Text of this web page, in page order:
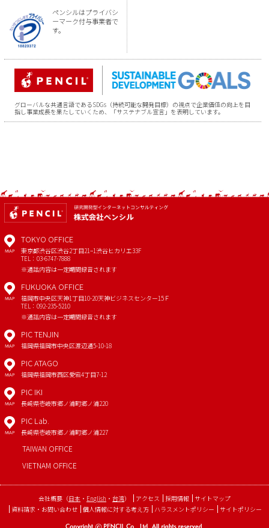
ペンシルはプライバシ
ーマーク付与事業者で
す。
グローバルな共通言語であるSDGs（持続可能な開発目標）の視点で企業価値の向上を目
指し事業成長を果たしていくため、「サステナブル宣言」を表明しています。
MAP
TOKYO OFFICE
東京都渋谷区渋谷2丁目21−1渋谷ヒカリエ33F
TEL：03-6747-7888
※通話内容は一定期間録音されます
MAP
FUKUOKA OFFICE
福岡市中央区天神1丁目10-20天神ビジネスセンター15Ｆ
TEL：092-235-5210
※通話内容は一定期間録音されます
MAP
PIC TENJIN
福岡県福岡市中央区渡辺通5-10-18
MAP
PIC ATAGO
福岡県福岡市西区愛宕4丁目7-12
MAP
PIC IKI
長崎県壱岐市郷ノ浦町郷ノ浦220
MAP
PIC Lab.
長崎県壱岐市郷ノ浦町郷ノ浦227
TAIWAN OFFICE
VIETNAM OFFICE
会社概要 （日本 ・ English ・ 台湾） アクセス 採用情報 サイトマップ
資料請求・お問い合わせ 個人情報に対する考え方 ハラスメントポリシー サイトポリシー